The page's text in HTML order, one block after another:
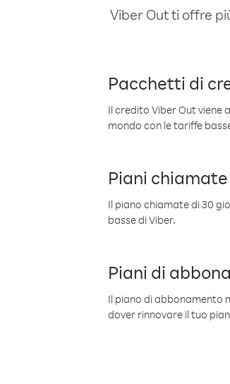
Viber Out ti offre
Pacchetti di
Il credito Viber Out viene
mondo con le tariffe
Piani
Il piano chiamate di 30
basse di Viber.
Piani di
Il piano di abbonamento
dover rinnovare il tuo